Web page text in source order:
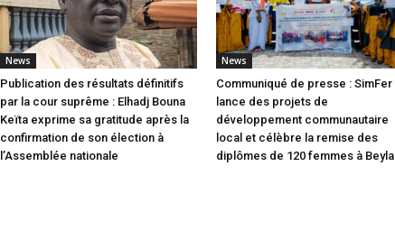
News
Publication des résultats définitifs
par la cour suprême : Elhadj Bouna
Keïta exprime sa gratitude après la
confirmation de son élection à
l’Assemblée nationale
News
Communiqué de presse : SimFer
lance des projets de
développement communautaire
local et célèbre la remise des
diplômes de 120 femmes à Beyla